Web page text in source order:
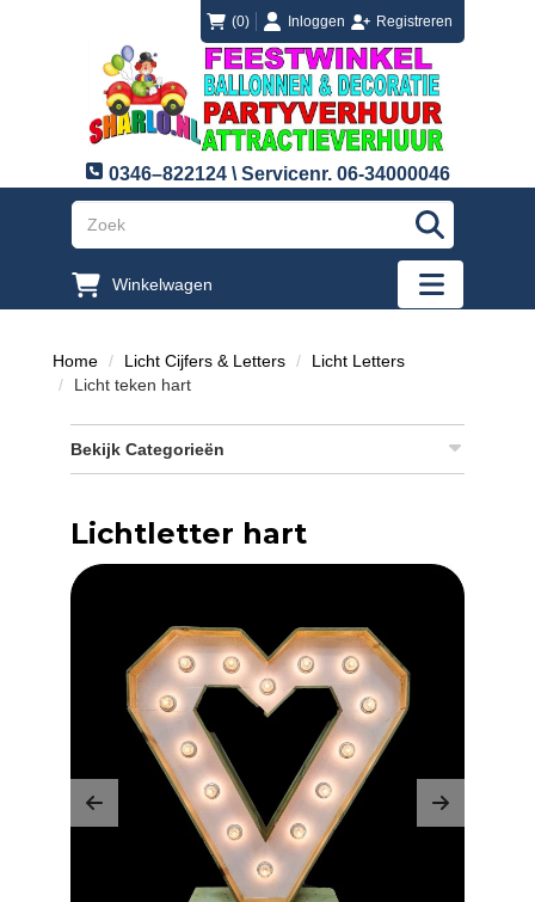
(0) loginInloggen
registreren Registreren
0346–822124 \ Servicenr. 06-34000046
"Zoeken
Winkelwagen
"Toggle
Home Licht Cijfers & Letters
Licht Letters
Licht teken hart
Bekijk Categorieën
Lichtletter hart
Previous Next